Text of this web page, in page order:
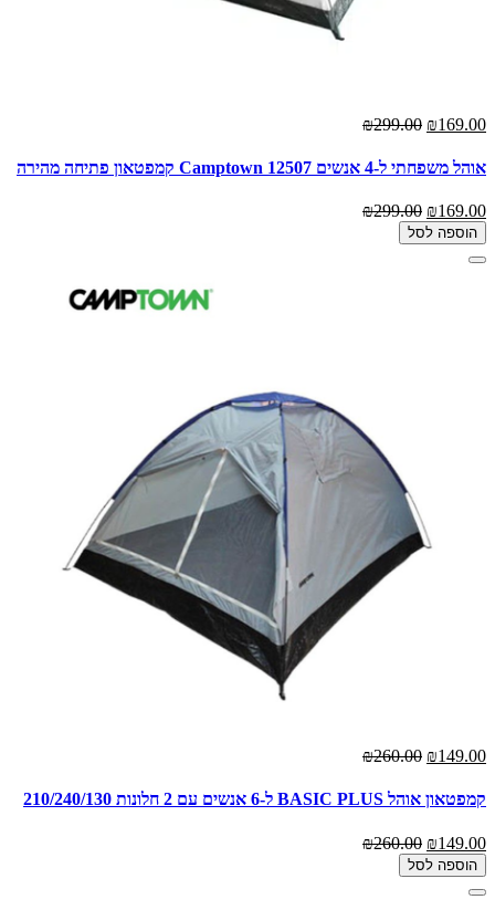
₪169.00
₪299.00
אוהל משפחתי ‏ל-4 אנשים 12507 Camptown קמפטאון פתיחה מהירה
₪169.00
₪299.00
הוספה לסל
₪149.00
₪260.00
קמפטאון אוהל BASIC PLUS ל-6 אנשים עם 2 חלונות 210/240/130
₪149.00
₪260.00
הוספה לסל